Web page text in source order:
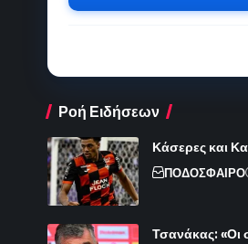
Ροή Ειδήσεων
Κάσερες και
ΠΟΔΟΣΦΑΙΡΟ
Τσανάκας: «Οι